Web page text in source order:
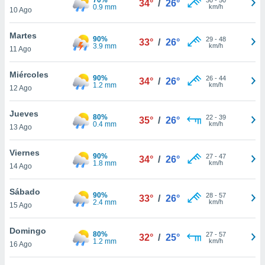
más
nuestra
y
de
disponible
cookies
aceptar
10 Ago
0.9 mm
34° / 26°
km/h
Martes
11 Ago
90%
3.9 mm
33° / 26° 29- 48
km/h
Miércoles
12 Ago
90%
1.2 mm
34° / 26° 26- 44
km/h
Jueves
13 Ago
80%
0.4 mm
35° / 26° 22- 39
km/h
Viernes
14 Ago
90%
1.8 mm
34° / 26° 27- 47
km/h
Sábado
15 Ago
90%
2.4 mm
33° / 26° 28- 57
km/h
Domingo
16 Ago
80%
1.2 mm
32° / 25° 27- 57
km/h